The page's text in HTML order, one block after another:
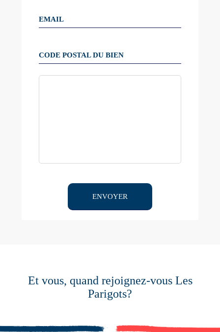
EMAIL
CODE POSTAL DU BIEN
Et vous, quand rejoignez-vous Les
Parigots?